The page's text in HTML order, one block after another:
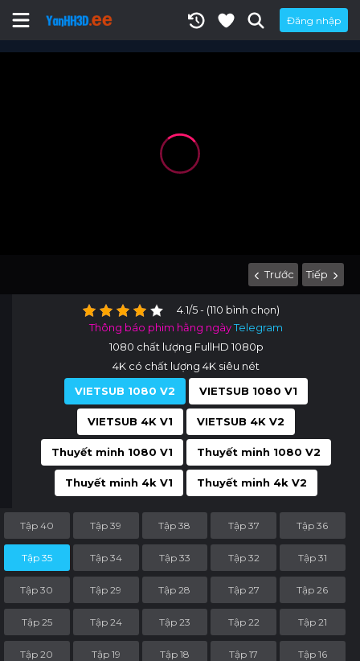
Đăng nhập
Trước Tiếp
4.1/5 - (110 bình chọn)
Thông báo phim hằng ngàyTelegram
1080 chất lượng FullHD 1080p
4K có chất lượng 4K siêu nét
VIETSUB 1080 V2
VIETSUB 1080 V1
VIETSUB 4K V1 VIETSUB 4K V2
Thuyết minh 1080 V1 Thuyết minh 1080 V2
Thuyết minh 4k V1 Thuyết minh 4k V2
Tập 40 Tập 39 Tập 38 Tập 37 Tập 36
Tập 35 Tập 34 Tập 33 Tập 32 Tập 31
Tập 30 Tập 29 Tập 28 Tập 27 Tập 26
Tập 25 Tập 24 Tập 23 Tập 22 Tập 21
Tập 20 Tập 19 Tập 18 Tập 17 Tập 16